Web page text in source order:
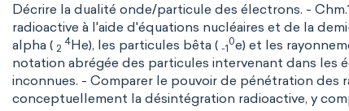
Décrire la dualité onde/particule des électrons. -
radioactive à l'aide d'équations nucléaires et de la
alpha ( 2
4He), les particules bêta ( -1
0e) et les
notation abrégée des particules intervenant dans les
inconnues. - Comparer le pouvoir de pénétration des
conceptuellement la désintégration radioactive, y